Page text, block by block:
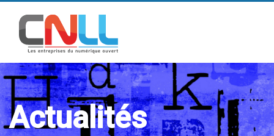
Actualités